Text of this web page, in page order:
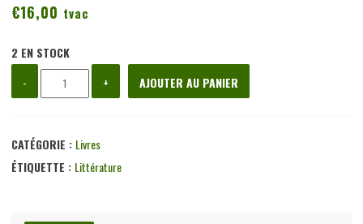
€16,00 tvac
2 EN STOCK
-
quantité
de
neuvaine
d'épouvante
+ AJOUTER AU PANIER
CATÉGORIE : Livres
ÉTIQUETTE : Littérature